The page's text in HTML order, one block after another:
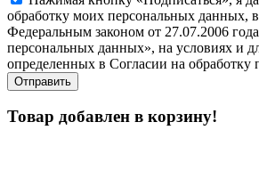
обработку моих персональных данных, в
Федеральным законом от 27.07.2006
персональных данных», на условиях и
определенных в Согласии на
Товар добавлен в корзину!